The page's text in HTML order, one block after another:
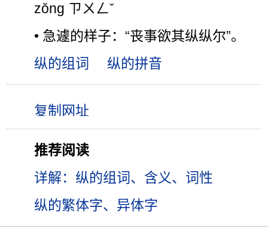
zǒng ㄗㄨㄥˇ
• 急遽的样子：“丧事欲其纵纵尔”。
纵的组词
纵的拼音
推荐阅读
详解：纵的组词、含义、词性
纵的繁体字、异体字